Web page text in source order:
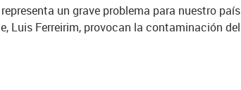
un grave problema para nuestro
Luis Ferreirim, provocan la contaminación